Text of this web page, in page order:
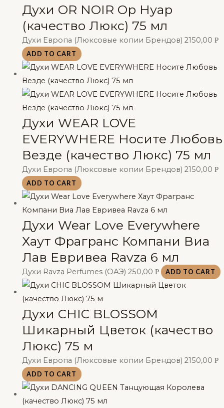
Духи OR NOIR Ор Нуар
(качество Люкс) 75 мл
Духи Европа (Люксовые копии Брендов) 2150,00 Р
ADD TO CART
Духи WEAR LOVE
EVERYWHERE Носите Любовь
Везде (качество Люкс) 75 мл
Духи Европа (Люксовые копии Брендов) 2150,00 Р
ADD TO CART
Духи Wear Love Everywhere
Хаут Фрагранс Компани Виа
Лав Евривеа Ravza 6 мл
Духи Ravza Perfumes (ОАЭ) 250,00 Р ADD TO CART
Духи CHIC BLOSSOM
Шикарный Цветок (качество
Люкс) 75 м
Духи Европа (Люксовые копии Брендов) 2150,00 Р
ADD TO CART